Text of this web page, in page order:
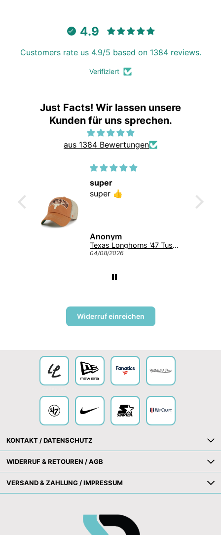
4.9
Customers rate us 4.9/5 based on 1384 reviews.
Verifiziert
Just Facts! Wir lassen unsere
Kunden für uns sprechen.
aus 1384 Bewertungen
super
super 👍
Anonym
Texas Longhorns '47 Tuscaloosa Trawler Clean Up NCAA College Cap Burnt Orange
04/08/2026
Widerruf einreichen
KONTAKT / DATENSCHUTZ
WIDERRUF & RETOUREN / AGB
VERSAND & ZAHLUNG / IMPRESSUM